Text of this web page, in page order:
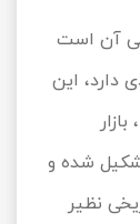
آن است
دارد، این
شده و
بیش از 40 اثر تاریخی نظیر